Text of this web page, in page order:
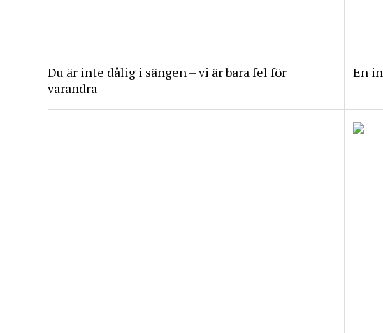
Du är inte dålig i sängen – vi är bara fel för
varandra
En